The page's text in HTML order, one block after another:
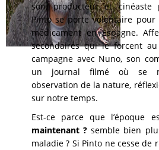
son, producteur et cinéaste
Pinto se porte volontaire pour
médicament en Espagne.
secondaires qui le forcent
campagne avec Nuno, son
un journal filmé où se
observation de la nature,
sur notre temps.
Est-ce parce que l’époque
maintenant ? semble bien
maladie ? Si Pinto ne cesse de